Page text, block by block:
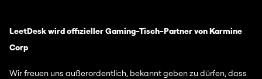
LeetDesk wird offizieller Gaming-Tisch-Partner von Karmine
Corp
Wir freuen uns außerordentlich, bekannt geben zu dürfen, dass